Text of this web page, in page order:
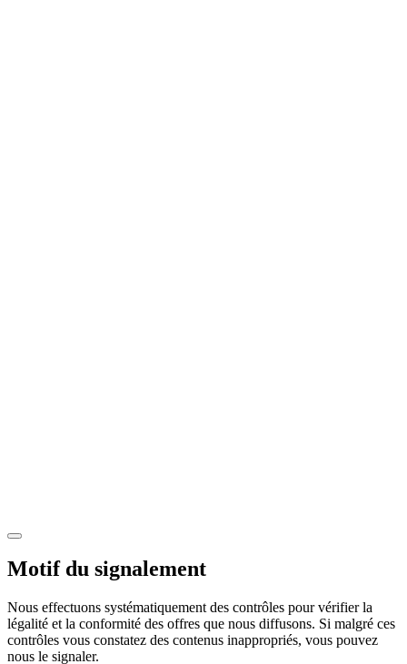
Motif du signalement
Nous effectuons systématiquement des contrôles pour vérifier la
légalité et la conformité des offres que nous diffusons. Si malgré ces
contrôles vous constatez des contenus inappropriés, vous pouvez
nous le signaler.